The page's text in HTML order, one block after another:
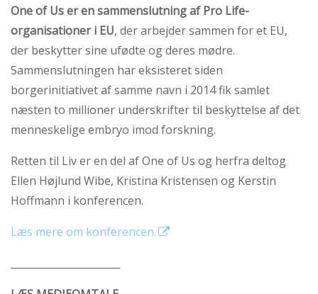
One of Us er en sammenslutning af Pro Life-
organisationer i EU, der arbejder sammen for et EU,
der beskytter sine ufødte og deres mødre.
Sammenslutningen har eksisteret siden
borgerinitiativet af samme navn i 2014 fik samlet
næsten to millioner underskrifter til beskyttelse af det
menneskelige embryo imod forskning.
Retten til Liv er en del af One of Us og herfra deltog
Ellen Højlund Wibe, Kristina Kristensen og Kerstin
Hoffmann i konferencen.
Læs mere om konferencen.